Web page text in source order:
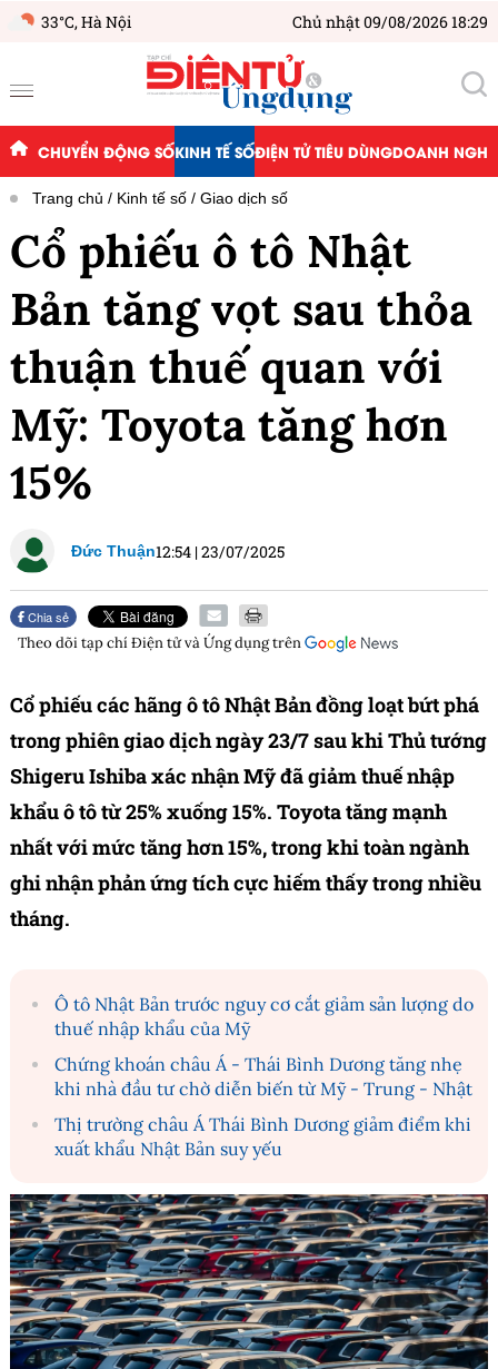
33°C,Hà Nội Chủ nhật 09/08/2026 18:29
CHUYỂN ĐỘNG SỐKINH TẾ SỐĐIỆN TỬ TIÊU DÙNGDOANH
Trang chủ Kinh tế số Giao dịch số
Cổ phiếu ô tô Nhật
Bản tăng vọt sau thỏa
thuận thuế quan với
Mỹ: Toyota tăng hơn
15%
Đức Thuận12:54 |23/07/2025
Chia sẻ
Theo dõi tạp chíĐiện tử và Ứng dụngtrên
Cổ phiếu các hãng ô tô Nhật Bản đồng loạt bứt phá
trong phiên giao dịch ngày 23/7 sau khi Thủ tướng
Shigeru Ishiba xác nhận Mỹ đã giảm thuế nhập
khẩu ô tô từ 25% xuống 15%. Toyota tăng mạnh
nhất với mức tăng hơn 15%, trong khi toàn ngành
ghi nhận phản ứng tích cực hiếm thấy trong nhiều
tháng.
Ô tô Nhật Bản trước nguy cơ cắt giảm sản lượng do
thuế nhập khẩu của Mỹ
Chứng khoán châu Á - Thái Bình Dương tăng nhẹ
khi nhà đầu tư chờ diễn biến từ Mỹ - Trung - Nhật
Thị trường châu Á Thái Bình Dương giảm điểm khi
xuất khẩu Nhật Bản suy yếu